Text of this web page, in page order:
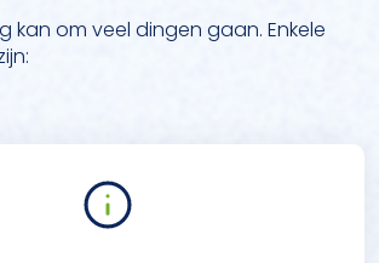
kan om veel dingen gaan. Enkele